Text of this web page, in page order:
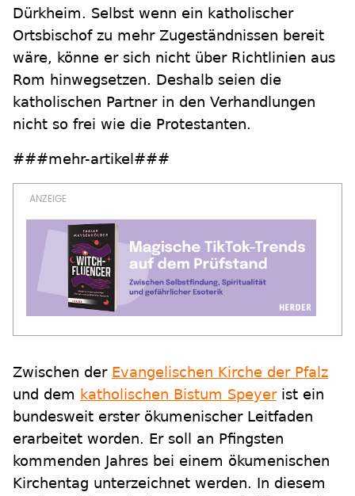
Dürkheim. Selbst wenn ein katholischer
Ortsbischof zu mehr Zugeständnissen bereit
wäre, könne er sich nicht über Richtlinien aus
Rom hinwegsetzen. Deshalb seien die
katholischen Partner in den Verhandlungen
nicht so frei wie die Protestanten.
###mehr-artikel###
Zwischen der Evangelischen Kirche der Pfalz
und dem katholischen Bistum Speyerist ein
bundesweit erster ökumenischer Leitfaden
erarbeitet worden. Er soll an Pfingsten
kommenden Jahres bei einem ökumenischen
Kirchentag unterzeichnet werden. In diesem